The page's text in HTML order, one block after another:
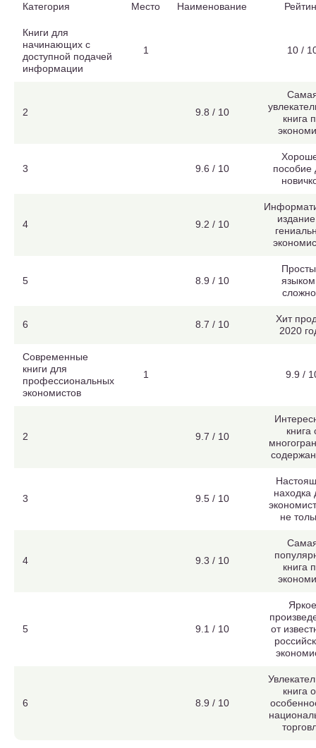
Категория Место Наименование
Книги для
начинающих с
доступной подачей
информации
1 10 /
2 9.8 / 10
книга
3 9.6 / 10
пособие
4 9.2 / 10
5 8.9 / 10
6 8.7 / 10
Хит
2020
Современные
книги для
профессиональных
экономистов
1 9.9 /
2 9.7 / 10
книга
3 9.5 / 10
находка
не
4 9.3 / 10
книга
5 9.1 / 10
Яркое
от
6 8.9 / 10
книга